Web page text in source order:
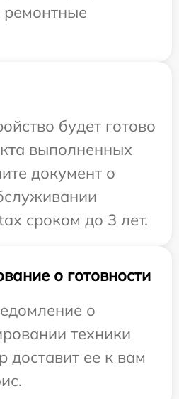
ремонтные
будет готово
выполненных
документ о
сроком до 3 лет.
о готовности
о
техники
доставит ее к вам